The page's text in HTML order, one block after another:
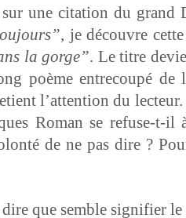
une cita­tion du grand
, je décou­vre
la gorge”. Le titre
poème entre­coupé de
l’at­ten­tion du lecteur.
Roman se refuse-t-il
de ne pas dire ?
que sem­ble sig­ni­fi­er